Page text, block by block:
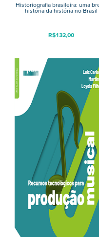
Historiografia brasileira: uma
história da história no Brasil
R$132,00